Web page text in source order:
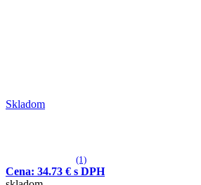
Skladom
(1)
Cena: 34.73 € s DPH